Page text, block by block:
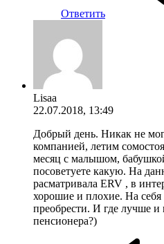
Ответить
Lisaa
22.07.2018, 13:49
Добрый день. Никак не
компанией, летим
месяц с малышом,
посоветуете какую. На
расматривала ERV , в
хорошие и плохие. На
преобрести. И где лучше и
пенсионера?)